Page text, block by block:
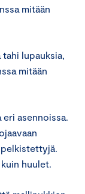
mitään
tahi lupauksia,
mitään
asennoissa.
huulet.